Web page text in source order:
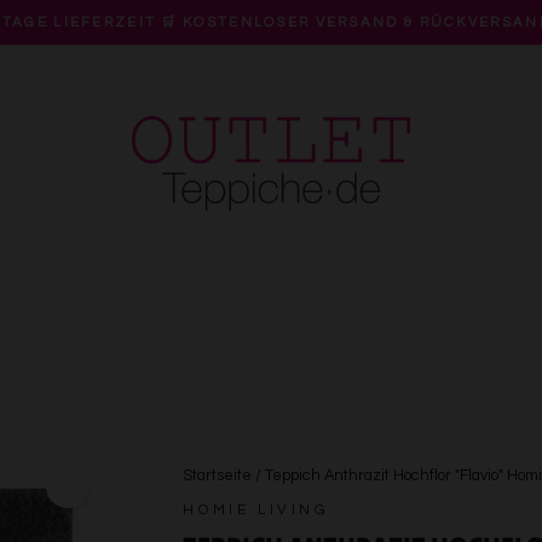
Pause
LIEFERZEIT 🛒 KOSTENLOSER VERSAND &
Startseite / Teppich Anthrazit Hochflor "Flavio"
HOMIE LIVING